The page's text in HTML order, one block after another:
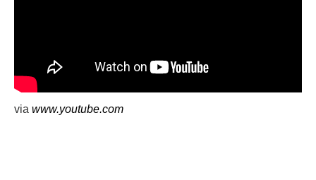
by teniteo
via www.youtube.com